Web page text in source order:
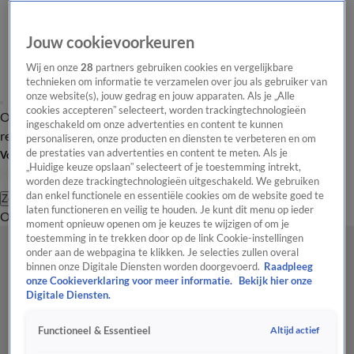
Overzicht Laatste nieuws Regionieuws Het beste van Hart
Tip de
redactie
Volg Hart van Nederland
Zoeken
OverzichtRegioUitzendingenWeerTip de redactiePanelVideo's
Jouw cookievoorkeuren
Wij en onze28 partners gebruiken cookies en vergelijkbare
technieken om informatie te verzamelen over jou als gebruiker van
onze website(s), jouw gedrag en jouw apparaten. Als je „Alle
cookies accepteren” selecteert, worden trackingtechnologieën
ingeschakeld om onze advertenties en content te kunnen
personaliseren, onze producten en diensten te verbeteren en om
de prestaties van advertenties en content te meten. Als je
„Huidige keuze opslaan” selecteert of je toestemming intrekt,
worden deze trackingtechnologieën uitgeschakeld. We gebruiken
dan enkel functionele en essentiële cookies om de website goed te
laten functioneren en veilig te houden. Je kunt dit menu op ieder
moment opnieuw openen om je keuzes te wijzigen of om je
toestemming in te trekken door op de link Cookie-instellingen
onder aan de webpagina te klikken. Je selecties zullen overal
binnen onze Digitale Diensten worden doorgevoerd. Raadpleeg
onze Cookieverklaring voor meer informatie.
Bekijk hier onze
Digitale Diensten.
Functioneel & Essentieel Altijd actief